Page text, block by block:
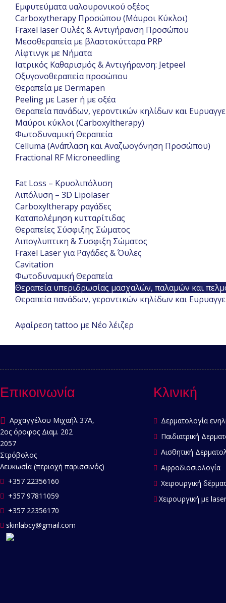
Εμφυτεύματα υαλουρονικού οξέος
Carboxytherapy Προσώπου (Μάυροι Κύκλοι)
Fraxel laser Ουλές & Αντιγήρανση Προσώπου
Μεσοθεραπεία με βλαστοκύτταρα PRP
Λίφτινγκ με Νήματα
Ιατρικός Καθαρισμός & Αντιγήρανση: Jetpeel
Οξυγονοθεραπεία προσώπου
Θεραπεία με Dermapen
Peeling με Laser ή με οξέα
Θεραπεία πανάδων, γεροντικών κηλίδων και
Μαύροι κύκλοι (Carboxyltherapy)
Φωτοδυναμική Θεραπεία
Celluma (Ανάπλαση και Αναζωογόνηση Προσώπου)
Fractional RF Microneedling
Fat Loss – Κρυολιπόλυση
Λιπόλυση – 3D Lipolaser
Carboxyltherapy ραγάδες
Καταπολέμηση κυτταρίτιδας
Θεραπείες Σύσφιξης Σώματος
Λιπογλυπτικη & Συσφιξη Σώματος
Fraxel Laser για Ραγάδες & Όυλες
Cavitation
Φωτοδυναμική Θεραπεία
Θεραπεία υπεριδρωσίας μασχαλών, παλαμών και
Θεραπεία πανάδων, γεροντικών κηλίδων και
Αφαίρεση tattoo με Νέο λέιζερ
Επικοινωνία
Αρχαγγέλου Μιχαήλ 37Α,
2ος όροφος Διαμ. 202
2057
Στρόβολος
Λευκωσία (περιοχή παρισσινός)
+357 22356160
+357 97811059
+357 22356170
skinlabcy@gmail.com
Κλινική
Δερματολογία
Παιδιατρική
Αισθητική
Αφροδιοσιολογία
Χειρουργική
Χειρουργική με